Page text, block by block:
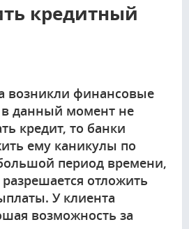
кредитный
возникли финансовые
в данный момент не
кредит, то банки
ему каникулы по
период времени,
отложить
У клиента
возможность за